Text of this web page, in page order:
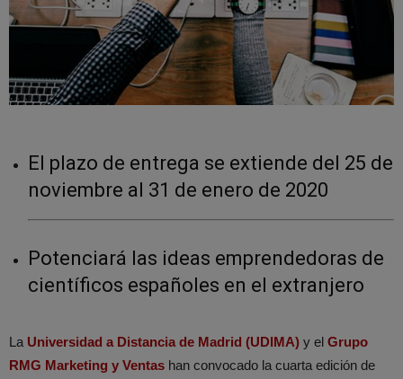
El plazo de entrega se extiende del 25 de
noviembre al 31 de enero de 2020
Potenciará las ideas emprendedoras de
científicos españoles en el extranjero
La Universidad a Distancia de Madrid (UDIMA) y el Grupo
RMG Marketing y Ventas han convocado la cuarta edición de